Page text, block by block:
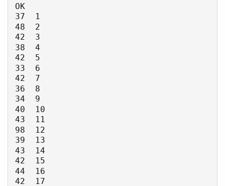
OK
37  1
48  2
42  3
38  4
42  5
33  6
42  7
36  8
34  9
40  10
43  11
98  12
39  13
43  14
42  15
44  16
42  17